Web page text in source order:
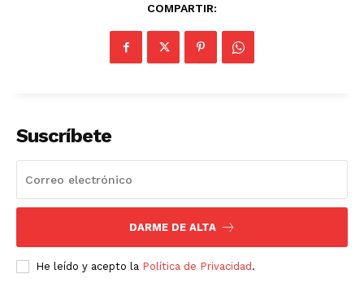
COMPARTIR:
Suscríbete
DARME DE ALTA
He leído y acepto la Política de Privacidad .